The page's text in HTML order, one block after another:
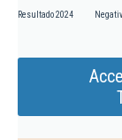
Resultado 2024